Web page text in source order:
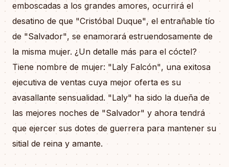
emboscadas a los grandes amores, ocurrirá el
desatino de que "Cristóbal Duque", el entrañable tío
de "Salvador", se enamorará estruendosamente de
la misma mujer. ¿Un detalle más para el cóctel?
Tiene nombre de mujer: "Laly Falcón", una exitosa
ejecutiva de ventas cuya mejor oferta es su
avasallante sensualidad. "Laly" ha sido la dueña de
las mejores noches de "Salvador" y ahora tendrá
que ejercer sus dotes de guerrera para mantener su
sitial de reina y amante.